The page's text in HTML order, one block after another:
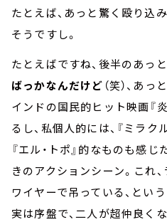
たとえば、あっと驚く殴り込
そうですし。
たとえばですね、後半のあっ
ばっかなんだけど （笑）、あ
インドの国民的ヒット映画『
るし、私個人的には、『ミラク
『エル・トポ』的なものも感
きのアクションシーン。これ
ワイヤーで吊っている、とい
実は序盤で、二人が超仲良く